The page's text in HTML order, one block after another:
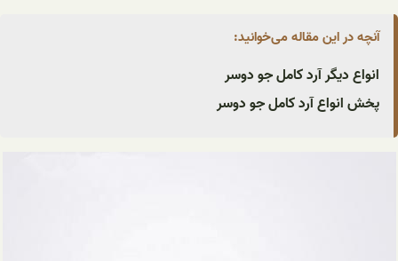
آنچه در این مقاله می‌خوانید:
انواع دیگر آرد کامل جو دوسر
پخش انواع آرد کامل جو دوسر